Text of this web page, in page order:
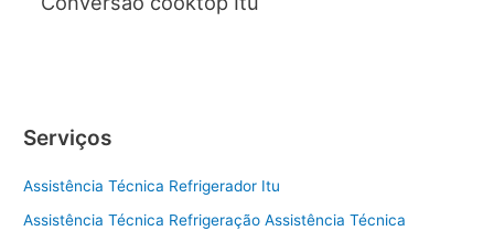
Serviços
Assistência Técnica Refrigerador Itu
Assistência Técnica Refrigeração Assistência Técnica